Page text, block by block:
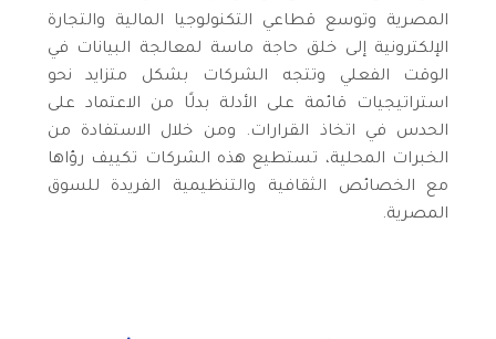
المصرية وتوسع قطاعي التكنولوجيا المالية والتجارة
الإلكترونية إلى خلق حاجة ماسة لمعالجة البيانات في
الوقت الفعلي وتتجه الشركات بشكل متزايد نحو
استراتيجيات قائمة على الأدلة بدلًا من الاعتماد على
الحدس في اتخاذ القرارات. ومن خلال الاستفادة من
الخبرات المحلية، تستطيع هذه الشركات تكييف رؤاها
مع الخصائص الثقافية والتنظيمية الفريدة للسوق
المصرية.